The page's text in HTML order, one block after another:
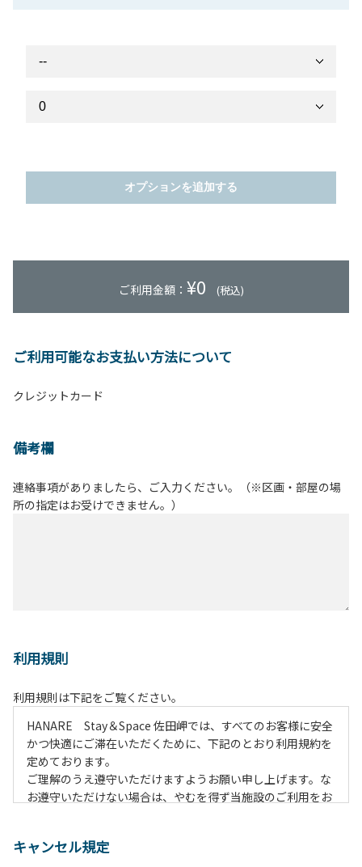
オプションを追加する
ご利用金額： ¥0 (税込)
ご利用可能なお支払い方法について
クレジットカード
備考欄
連絡事項がありましたら、ご入力ください。（※区画・部屋の場
所の指定はお受けできません。）
利用規則
利用規則は下記をご覧ください。
HANARE Stay＆Space 佐田岬では、すべてのお客様に安全
かつ快適にご滞在いただくために、下記のとおり利用規約を
定めております。
ご理解のうえ遵守いただけますようお願い申し上げます。な
お遵守いただけない場合は、やむを得ず当施設のご利用をお
項 】
キャンセル規定